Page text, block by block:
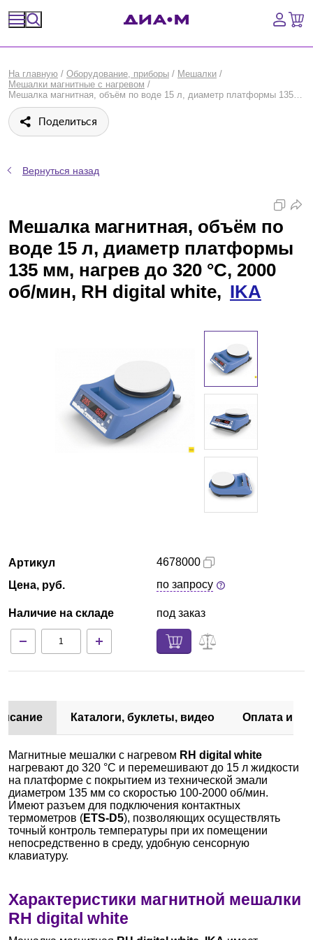
Оборудование, приборы
Расходные материалы, пластик, стекло
Библиотека
Войти
Сравнение
Контакты
На главную / Оборудование, приборы / Мешалки /
Мешалки магнитные с нагревом /
Мешалка магнитная, объём по воде 15 л, диаметр платформы 135 мм, нагрев до 320 °С, 2000 об/мин, RH digital white, IKA
Поделиться
Вернуться назад
Мешалка магнитная, объём по
воде 15 л, диаметр платформы
135 мм, нагрев до 320 °С, 2000
об/мин, RH digital white, IKA
Артикул
Цена, руб.
Наличие на складе
4678000
по запросу
под заказ
Каталоги, буклеты, видео Оплата и
Магнитные мешалки с нагревом RH digital white
нагревают до 320 °C и перемешивают до 15 л жидкости
на платформе с покрытием из технической эмали
диаметром 135 мм со скоростью 100-2000 об/мин.
Имеют разъем для подключения контактных
термометров (ETS-D5), позволяющих осуществлять
точный контроль температуры при их помещении
непосредственно в среду, удобную сенсорную
клавиатуру.
Характеристики магнитной мешалки
RH digital white